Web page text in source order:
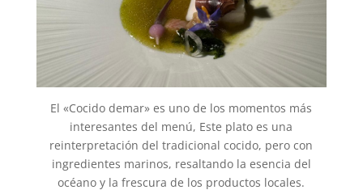
El «Cocido demar» es uno de los momentos más
interesantes del menú, Este plato es una
reinterpretación del tradicional cocido, pero con
ingredientes marinos, resaltando la esencia del
océano y la frescura de los productos locales.